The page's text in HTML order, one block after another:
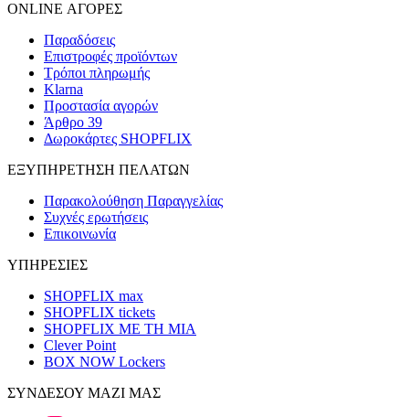
ONLINE ΑΓΟΡΕΣ
Παραδόσεις
Επιστροφές προϊόντων
Τρόποι πληρωμής
Klarna
Προστασία αγορών
Άρθρο 39
Δωροκάρτες SHOPFLIX
ΕΞΥΠΗΡΕΤΗΣΗ ΠΕΛΑΤΩΝ
Παρακολούθηση Παραγγελίας
Συχνές ερωτήσεις
Επικοινωνία
ΥΠΗΡΕΣΙΕΣ
SHOPFLIX max
SHOPFLIX tickets
SHOPFLIX ΜΕ ΤΗ ΜΙΑ
Clever Point
BOX NOW Lockers
ΣΥΝΔΕΣΟΥ ΜΑΖΙ ΜΑΣ